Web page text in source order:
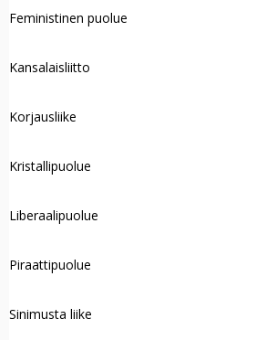
Feministinen puolue
Kansalaisliitto
Korjausliike
Kristallipuolue
Liberaalipuolue
Piraattipuolue
Sinimusta liike